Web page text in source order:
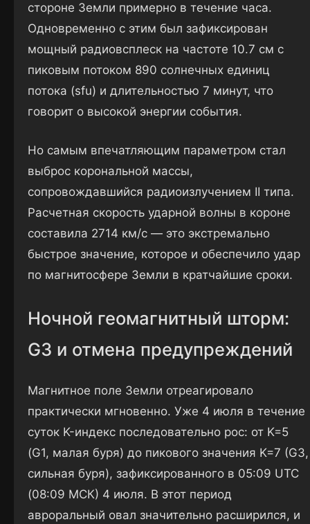
стороне Земли примерно в течение часа.
Одновременно с этим был зафиксирован
мощный радиовсплеск на частоте 10.7 см с
пиковым потоком 890 солнечных единиц
потока (sfu) и длительностью 7 минут, что
говорит о высокой энергии события.
Но самым впечатляющим параметром стал
выброс корональной массы,
сопровождавшийся радиоизлучением II типа.
Расчетная скорость ударной волны в короне
составила 2714 км/с — это экстремально
быстрое значение, которое и обеспечило удар
по магнитосфере Земли в кратчайшие сроки.
Ночной геомагнитный шторм:
G3 и отмена предупреждений
Магнитное поле Земли отреагировало
практически мгновенно. Уже 4 июля в течение
суток K-индекс последовательно рос: от K=5
(G1, малая буря) до пикового значения K=7 (G3,
сильная буря), зафиксированного в 05:09 UTC
(08:09 МСК) 4 июля. В этот период
авроральный овал значительно расширился, и